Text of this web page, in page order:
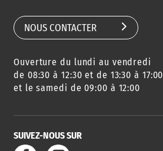
AGENDA
DES SORTIES
URBANISME
SERVICE
DE L'EAU
NOUS CONTACTER
Ouverture du lundi au vendredi
de 08:30 à 12:30 et de 13:30 à 17:00
et le samedi de 09:00 à 12:00
SUIVEZ-NOUS SUR